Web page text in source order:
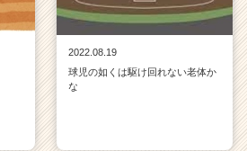
2022.08.19
球児の如くは駆け回れない老体か
な